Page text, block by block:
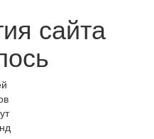
сайта